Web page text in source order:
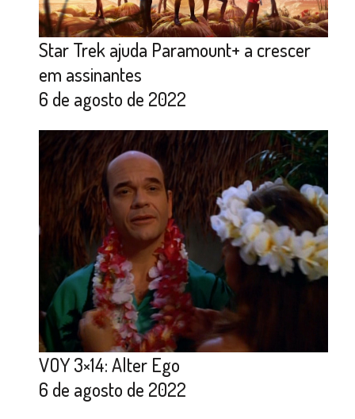
Star Trek ajuda Paramount+ a crescer
em assinantes
6 de agosto de 2022
VOY 3×14: Alter Ego
6 de agosto de 2022